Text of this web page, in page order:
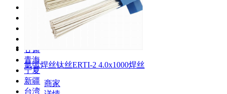
甘肃
青海
宁夏
新疆
台湾
氩弧焊丝钛丝ERTI-2 4.0x1000焊丝
商家